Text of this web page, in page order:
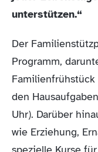
unterstützen.“
Der
Programm,
Familienfrühstück
den
Uhr). Darüber
wie Erziehung,